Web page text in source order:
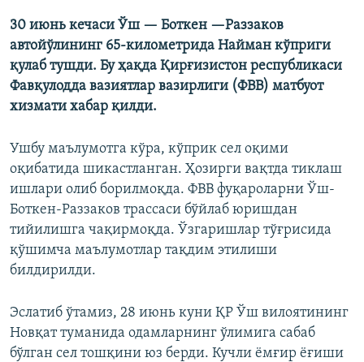
30 июнь кечаси Ўш — Боткен —Раззаков
автойўлининг 65-километрида Найман кўприги
қулаб тушди. Бу ҳақда Қирғизистон республикаси
Фавқулодда вазиятлар вазирлиги (ФВВ) матбуот
хизмати хабар қилди.
Ушбу маълумотга кўра, кўприк сел оқими
оқибатида шикастланган. Ҳозирги вақтда тиклаш
ишлари олиб борилмоқда. ФВВ фуқароларни Ўш-
Боткен-Раззаков трассаси бўйлаб юришдан
тийилишга чақирмоқда. Ўзгаришлар тўғрисида
қўшимча маълумотлар тақдим этилиши
билдирилди.
Эслатиб ўтамиз, 28 июнь куни ҚР Ўш вилоятининг
Новқат туманида одамларнинг ўлимига сабаб
бўлган сел тошқини юз берди. Кучли ёмғир ёғиши